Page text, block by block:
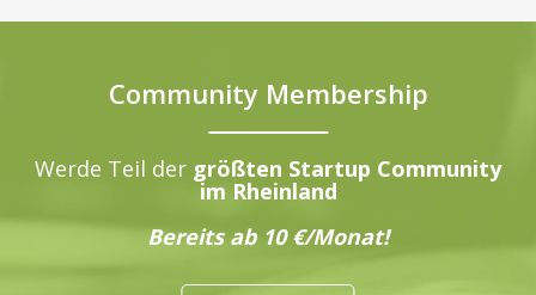
Community Membership
Werde Teil der größten Startup Community
im Rheinland
Bereits ab 10 €/Monat!